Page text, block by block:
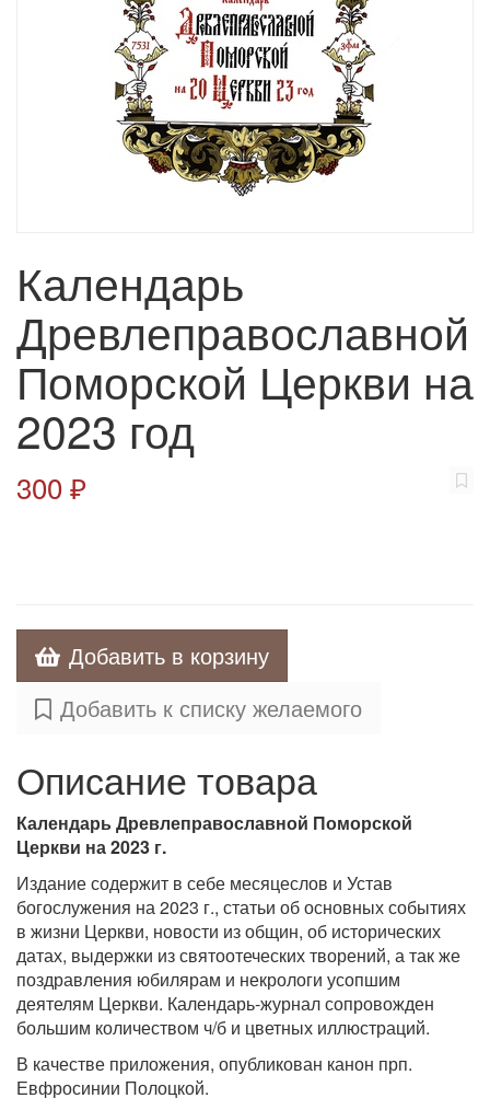
Календарь
Древлеправославной
Поморской Церкви на
2023 год
300 ₽
Добавить в корзину
Добавить к списку желаемого
Описание товара
Календарь Древлеправославной Поморской
Церкви на 2023 г.
Издание содержит в себе месяцеслов и Устав
богослужения на 2023 г., статьи об основных событиях
в жизни Церкви, новости из общин, об исторических
датах, выдержки из святоотеческих творений, а так же
поздравления юбилярам и некрологи усопшим
деятелям Церкви. Календарь-журнал сопровожден
большим количеством ч/б и цветных иллюстраций.
В качестве приложения, опубликован канон прп.
Евфросинии Полоцкой.